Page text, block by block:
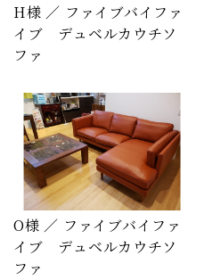
H様 ／ ファイブバイファ
イブ デュベルカウチソ
ファ
O様 ／ ファイブバイファ
イブ デュベルカウチソ
ファ